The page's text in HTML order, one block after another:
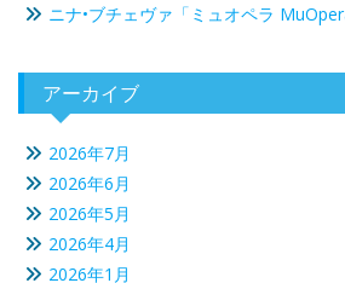
ニナ•ブチェヴァ「ミュオペラ
アーカイブ
2026年7月
2026年6月
2026年5月
2026年4月
2026年1月